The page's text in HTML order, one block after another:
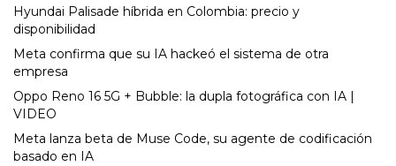
Hyundai Palisade híbrida en Colombia: precio y
disponibilidad
Meta confirma que su IA hackeó el sistema de otra
empresa
Oppo Reno 16 5G + Bubble: la dupla fotográfica con IA |
VIDEO
Meta lanza beta de Muse Code, su agente de codificación
basado en IA